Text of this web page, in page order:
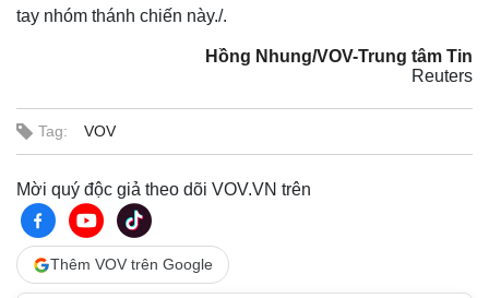
tay nhóm thánh chiến này./.
Hồng Nhung/VOV-Trung tâm Tin
Reuters
Tag: VOV
Mời quý độc giả theo dõi VOV.VN trên
Thêm VOV trên Google